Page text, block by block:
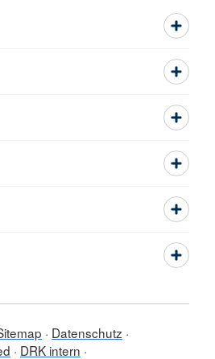
Datenschutz
DRK intern